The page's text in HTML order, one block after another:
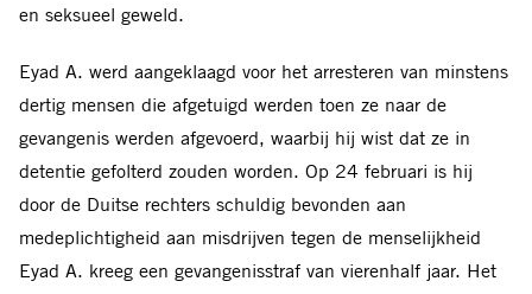
en seksueel geweld.
Eyad A. werd aangeklaagd voor het arresteren van minstens
dertig mensen die afgetuigd werden toen ze naar de
gevangenis werden afgevoerd, waarbij hij wist dat ze in
detentie gefolterd zouden worden. Op 24 februari is hij
door de Duitse rechters schuldig bevonden aan
medeplichtigheid aan misdrijven tegen de menselijkheid
Eyad A. kreeg een gevangenisstraf van vierenhalf jaar. Het